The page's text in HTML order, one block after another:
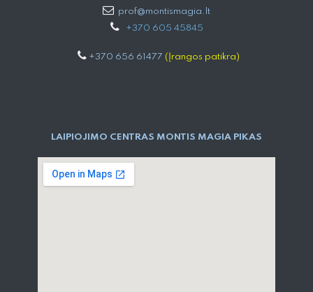
prof@montismagia.lt
+370 605 4584​5
+370 656 61477 (Įrangos patikra)
LAIPIOJIMO CENTRAS MONTIS MAGIA PIKAS